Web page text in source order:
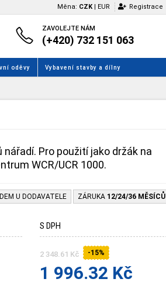
Měna: CZK | EUR Registrace
ZAVOLEJTE NÁM
(+420) 732 151 063
oděvy Vybavení stavby a dílny
Pro použití jako držák na
WCR/UCR 1000.
U DODAVATELE ZÁRUKA 12/24/36 MĚSÍCŮ
S DPH
2 348.61 Kč -15%
1 996.32 Kč